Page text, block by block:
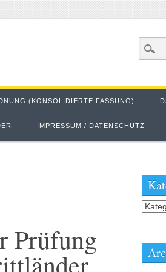
(KONSOLIDIERTE FASSUNG)
IMPRESSUM / DATENSCHUTZ
Prüfung